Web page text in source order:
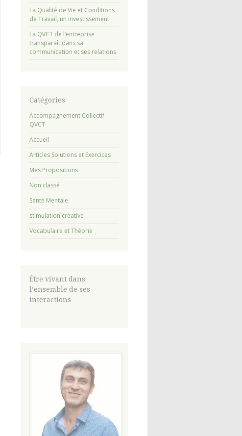
La Qualité de Vie et Conditions
de Travail, un investissement
La QVCT de l’entreprise
transparaît dans sa
communication et ses relations
Catégories
Accompagnement Collectif
QVCT
Accueil
Articles Solutions et Exercices
Mes Propositions
Non classé
Santé Mentale
stimulation créative
Vocabulaire et Théorie
Être vivant dans
l’ensemble de ses
interactions